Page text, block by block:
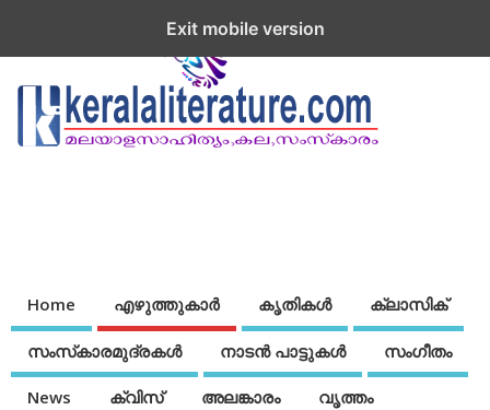
Home എഴുത്തുകാര്‍ കൃതികൾ ക്ലാസിക്
സംസ്‌കാരമുദ്രകള്‍ നാടന്‍ പാട്ടുകള്‍ സംഗീതം
News ക്വിസ് അലങ്കാരം വൃത്തം
Exit mobile version